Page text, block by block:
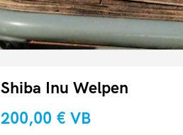
Shiba Inu Welpen
200,00 € VB